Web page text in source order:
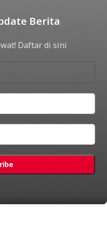
Berita
Daftar di sini